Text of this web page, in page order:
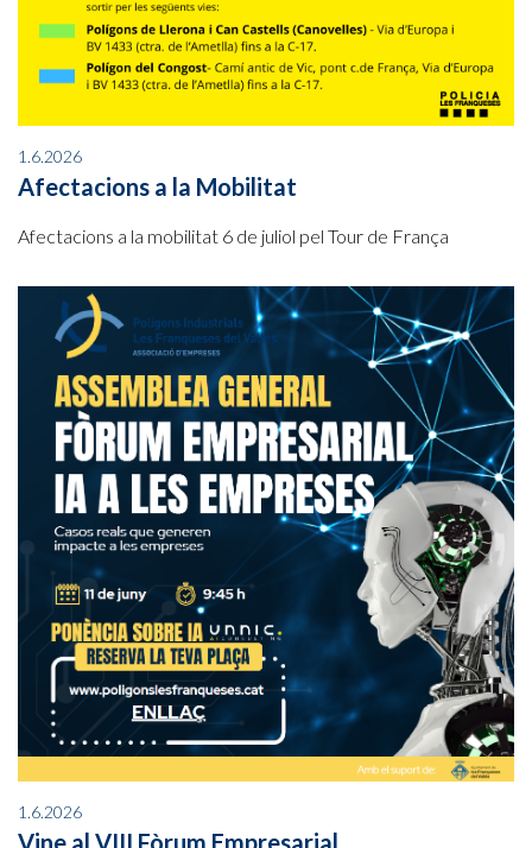
1.6.2026
Afectacions a la Mobilitat
Afectacions a la mobilitat 6 de juliol pel Tour de França
1.6.2026
Vine al VIII Fòrum Empresarial